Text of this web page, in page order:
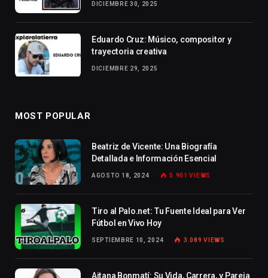
DICIEMBRE 30, 2025
Eduardo Cruz: Músico, compositor y
trayectoria creativa
DICIEMBRE 29, 2025
MOST POPULAR
Beatriz de Vicente: Una Biografía
Detallada e Información Esencial
AGOSTO 18, 2024 5.901VIEWS
Tiro al Palo.net: Tu Fuente Ideal para Ver
Fútbol en Vivo Hoy
SEPTIEMBRE 10, 2024 3.089VIEWS
Aitana Bonmatí: Su Vida, Carrera, y Pareja